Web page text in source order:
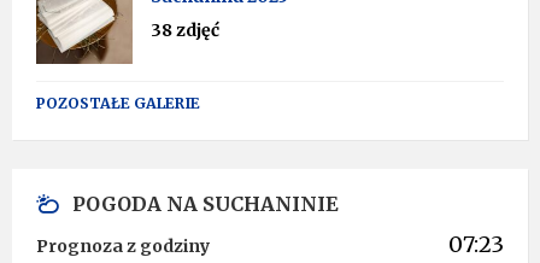
38 zdjęć
POZOSTAŁE GALERIE
POGODA NA SUCHANINIE
Prognoza z godziny 07:23